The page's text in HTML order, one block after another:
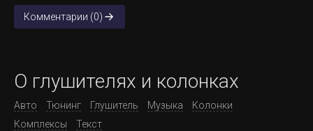
Комментарии (0)
О глушителях и колонках
Авто Тюнинг Глушитель Музыка
Колонки
Комплексы
Текст